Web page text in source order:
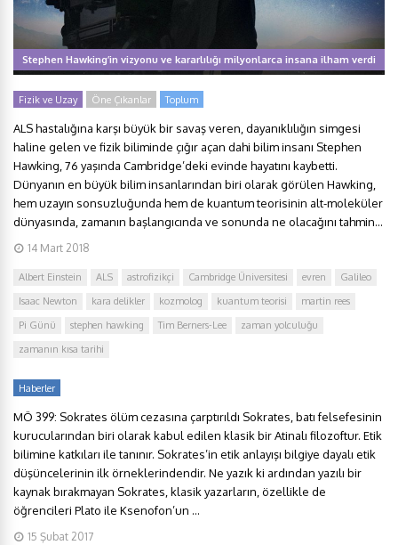
Stephen Hawking’in vizyonu ve kararlılığı milyonlarca insana ilham verdi
Fizik ve Uzay Öne Çıkanlar Toplum
ALS hastalığına karşı büyük bir savaş veren, dayanıklılığın simgesi
haline gelen ve fizik biliminde çığır açan dahi bilim insanı Stephen
Hawking, 76 yaşında Cambridge’deki evinde hayatını kaybetti.
Dünyanın en büyük bilim insanlarından biri olarak görülen Hawking,
hem uzayın sonsuzluğunda hem de kuantum teorisinin alt-moleküler
dünyasında, zamanın başlangıcında ve sonunda ne olacağını tahmin...
14 Mart 2018
Albert Einstein ALS astrofizikçi Cambridge Üniversitesi evren
Galileo
Isaac Newton
kara delikler kozmolog kuantum teorisi
martin rees
Pi Günü
stephen hawking Tim Berners-Lee
zaman yolculuğu
zamanın kısa tarihi
Haberler
MÖ 399: Sokrates ölüm cezasına çarptırıldı Sokrates, batı felsefesinin
kurucularından biri olarak kabul edilen klasik bir Atinalı filozoftur. Etik
bilimine katkıları ile tanınır. Sokrates’in etik anlayışı bilgiye dayalı etik
düşüncelerinin ilk örneklerindendir. Ne yazık ki ardından yazılı bir
kaynak bırakmayan Sokrates, klasik yazarların, özellikle de
öğrencileri Plato ile Ksenofon’un ...
15 Şubat 2017